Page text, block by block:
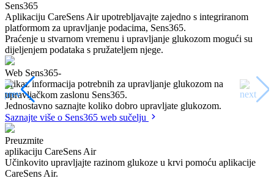
Sens365
Aplikaciju CareSens Air upotrebljavajte zajedno s integriranom
platformom za upravljanje podacima, Sens365.
Praćenje u stvarnom vremenu i upravljanje glukozom mogući su
dijeljenjem podataka s pružateljem njege.
Web Sens365-
Prikaz informacija potrebnih za upravljanje glukozom na
upravljačkom zaslonu Sens365.
Jednostavno saznajte koliko dobro upravljate glukozom.
Saznajte više o Sens365 web sučelju
Preuzmite
aplikaciju CareSens Air
Učinkovito upravljajte razinom glukoze u krvi pomoću aplikacije
CareSens Air.